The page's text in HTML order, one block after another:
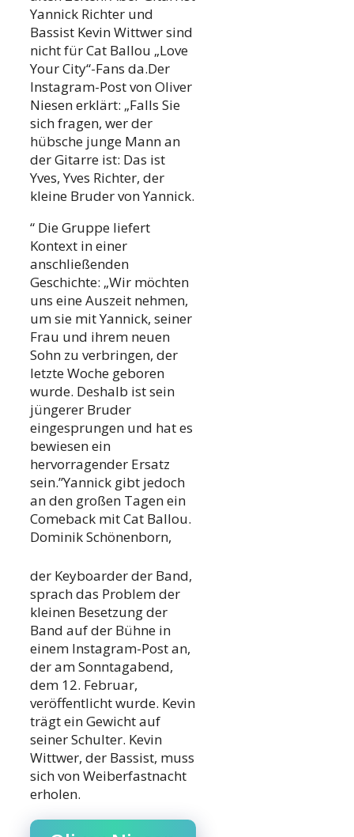
Yannick Richter und
Bassist Kevin Wittwer sind
nicht für Cat Ballou „Love
Your City“-Fans da.Der
Instagram-Post von Oliver
Niesen erklärt: „Falls Sie
sich fragen, wer der
hübsche junge Mann an
der Gitarre ist: Das ist
Yves, Yves Richter, der
kleine Bruder von Yannick.
“ Die Gruppe liefert
Kontext in einer
anschließenden
Geschichte: „Wir möchten
uns eine Auszeit nehmen,
um sie mit Yannick, seiner
Frau und ihrem neuen
Sohn zu verbringen, der
letzte Woche geboren
wurde. Deshalb ist sein
jüngerer Bruder
eingesprungen und hat es
bewiesen ein
hervorragender Ersatz
sein.”Yannick gibt jedoch
an den großen Tagen ein
Comeback mit Cat Ballou.
Dominik Schönenborn,
der Keyboarder der Band,
sprach das Problem der
kleinen Besetzung der
Band auf der Bühne in
einem Instagram-Post an,
der am Sonntagabend,
dem 12. Februar,
veröffentlicht wurde. Kevin
trägt ein Gewicht auf
seiner Schulter. Kevin
Wittwer, der Bassist, muss
sich von Weiberfastnacht
erholen.